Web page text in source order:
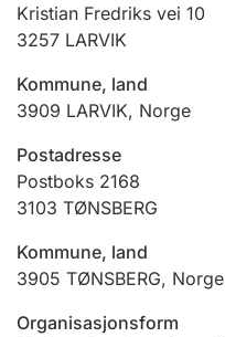
Ektepaktveileder
Offentlig sektor
Andre tema
Kristian Fredriks vei 10
3257 LARVIK
Kommune, land
3909 LARVIK, Norge
Postadresse
Postboks 2168
3103 TØNSBERG
Kommune, land
3905 TØNSBERG, Norge
Organisasjonsform